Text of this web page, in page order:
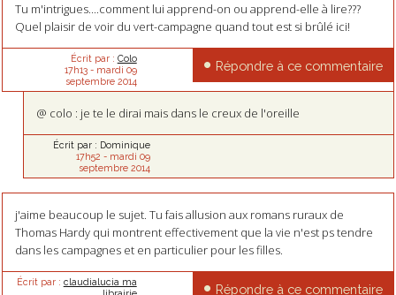
Tu m'intrigues....comment lui apprend-on ou apprend-elle à lire???
Quel plaisir de voir du vert-campagne quand tout est si brûlé ici!
Écrit par : Colo
17h13- mardi 09
septembre 2014
Répondre à ce commentaire
@ colo : je te le dirai mais dans le creux de l'oreille
Écrit par : Dominique
17h52 - mardi 09
septembre 2014
j'aime beaucoup le sujet. Tu fais allusion aux romans ruraux de
Thomas Hardy qui montrent effectivement que la vie n'est ps tendre
dans les campagnes et en particulier pour les filles.
Écrit par : claudialucia ma
Répondre à ce commentaire